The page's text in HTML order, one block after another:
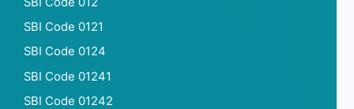
SBI Code 0121
SBI Code 0124
SBI Code 01241
SBI Code 01242